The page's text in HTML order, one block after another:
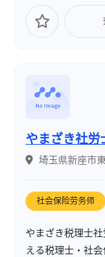
やまざき社労
埼玉県新座市
社会保险劳务师
やまざき税理士
える税理士・社